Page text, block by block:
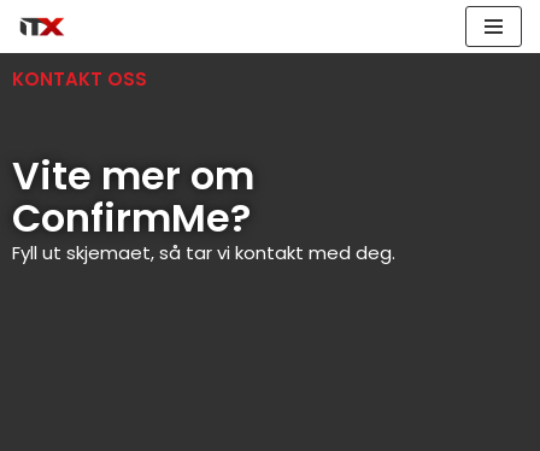
til
KONTAKT OSS
Vite mer om
ConfirmMe?
Fyll ut skjemaet, så tar vi kontakt med deg.